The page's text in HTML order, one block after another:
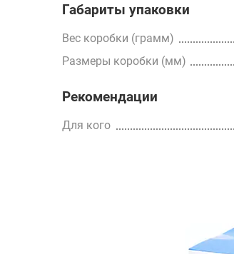
Габариты упаковки
Вес коробки (грамм)
Размеры коробки (мм)
Рекомендации
Для кого